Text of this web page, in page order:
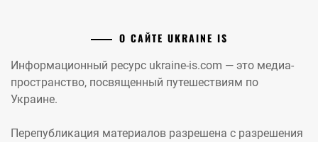
О САЙТЕ UKRAINE IS
Информационный ресурс ukraine-is.com — это медиа-
пространство, посвященный путешествиям по
Украине.
Перепубликация материалов разрешена с разрешения